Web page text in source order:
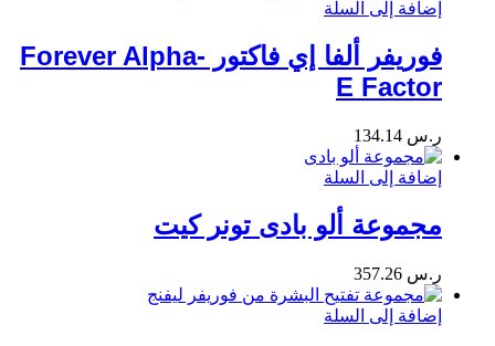
إضافة إلى السلة
فوريفر ألفا إي فاكتور Forever Alpha-
E Factor
ر.س
إضافة إلى السلة
مجموعة ألو بادى تونر كيت
ر.س
إضافة إلى السلة